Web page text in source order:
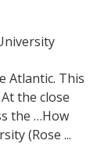
Atlantic. This
the close
the …How
(Rose ...